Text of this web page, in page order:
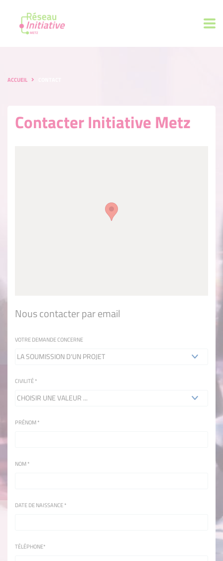
ACCUEIL
Contacter Initiative Metz
Nous contacter par email
VOTRE DEMANDE CONCERNE
CIVILITÉ*
PRÉNOM*
NOM*
DATE DE NAISSANCE*
TÉLÉPHONE*